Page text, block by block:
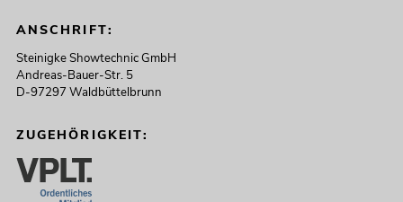
No. 51741075
Bestand reicht ca. 9 Wo.
ANSCHRIFT:
Steinigke Showtechnic GmbH
Andreas-Bauer-Str. 5
D-97297 Waldbüttelbrunn
ZUGEHÖRIGKEIT: